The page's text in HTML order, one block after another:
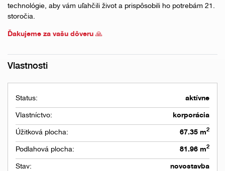
technológie, aby vám uľahčili život a prispôsobili ho potrebám 21.
storočia.
Ďakujeme za vašu dôveru 🙏
Vlastnosti
Status: aktívne
Vlastníctvo: korporácia
Úžitková plocha: 67.35 m2
Podlahová plocha: 81.96 m2
Stav: novostavba